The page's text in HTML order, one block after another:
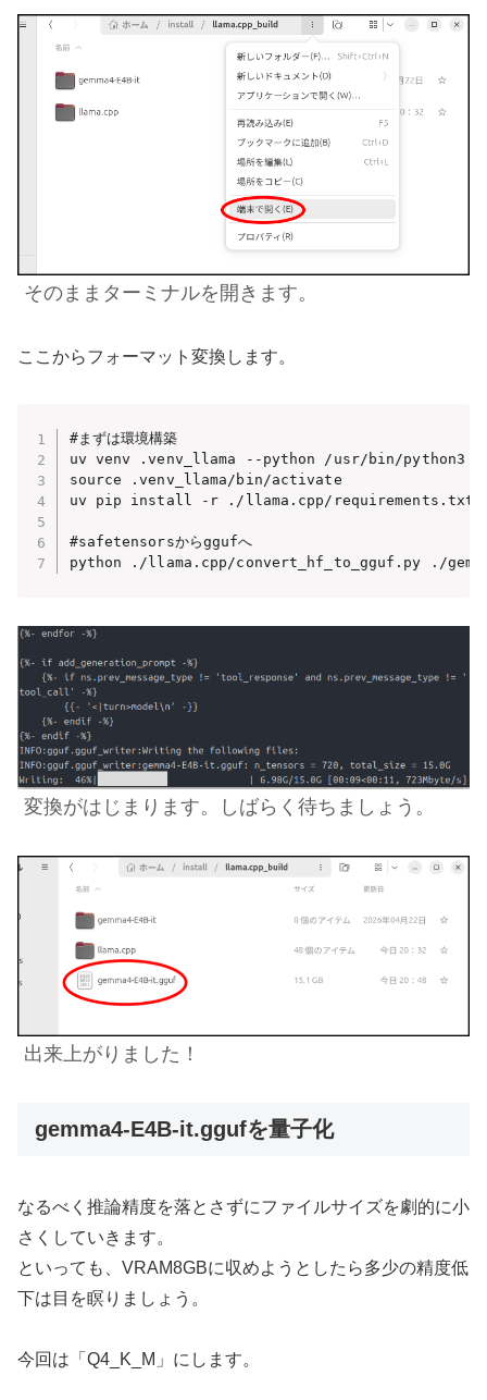
そのままターミナルを開きます。
ここからフォーマット変換します。
#まずは環境構築
uv venv .venv_llama --python /usr/bin/python3
source .venv_llama/bin/activate
uv pip install -r ./llama.cpp/requirements.txt
#safetensorsからggufへ
python ./llama.cpp/convert_hf_to_gguf.py ./
変換がはじまります。しばらく待ちましょう。
出来上がりました！
gemma4-E4B-it.ggufを量子化
なるべく推論精度を落とさずにファイルサイズを劇的に小
さくしていきます。
といっても、VRAM8GBに収めようとしたら多少の精度低
下は目を瞑りましょう。
今回は「Q4_K_M」にします。